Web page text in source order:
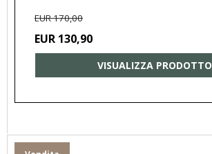
EUR 170,00
EUR 130,90
VISUALIZZA PRODOTTO